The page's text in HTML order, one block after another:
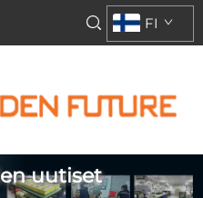
FI
uutiset